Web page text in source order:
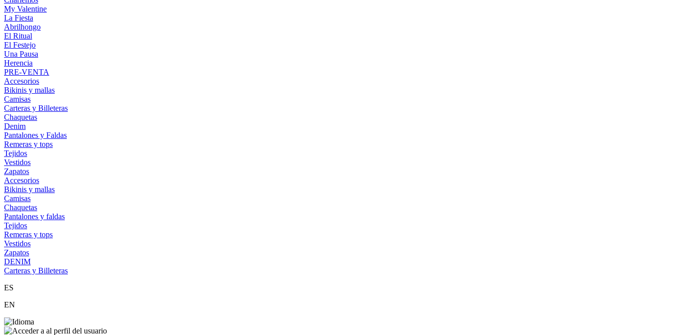
My Valentine
La Fiesta
Abrilhongo
El Ritual
El Festejo
Una Pausa
Herencia
PRE-VENTA
Accesorios
Bikinis y mallas
Camisas
Carteras y Billeteras
Chaquetas
Denim
Pantalones y Faldas
Remeras y tops
Tejidos
Vestidos
Zapatos
Accesorios
Bikinis y mallas
Camisas
Chaquetas
Pantalones y faldas
Tejidos
Remeras y tops
Vestidos
Zapatos
DENIM
Carteras y Billeteras
ES
EN